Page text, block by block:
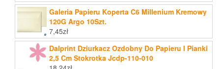
Galeria Papieru Koperta C6 Millenium Kremowy
120G Argo 10Szt.
7,45zł
Dalprint Dziurkacz Ozdobny Do Papieru I Pianki
2,5 Cm Stokrotka Jcdp-110-010